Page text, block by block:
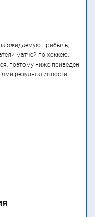
ожидаемую прибыль,
матчей по хоккею.
поэтому ниже приведен
результативности.